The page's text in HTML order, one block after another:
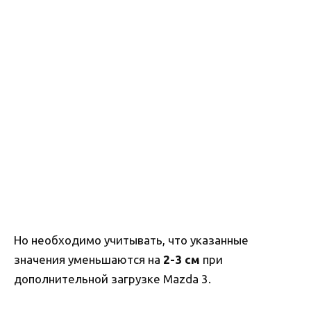
Но необходимо учитывать, что указанные
значения уменьшаются на 2-3 см при
дополнительной загрузке Mazda 3.